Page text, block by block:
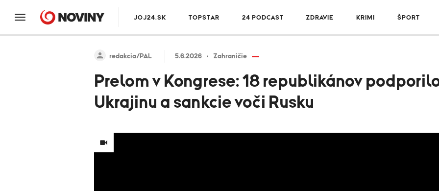
JOJ24.SK TOPSTAR 24 PODCAST ZDRAVIE KRIMI ŠPORT
redakcia/PAL 5.6.2026 Zahraničie
Prelom v Kongrese: 18 republikánov
Ukrajinu a sankcie voči Rusku